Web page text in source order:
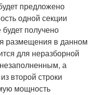
предложено
одной секции
получено
размещения в данном
для неразборной
а
второй строки
мощность